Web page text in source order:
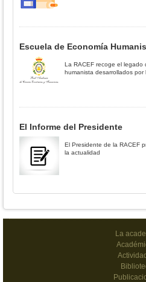
Escuela de Economía
La RACEF recoge el
humanista desarrollados
El Informe del Presidente
El Presidente de la RACEF
la actualidad
La